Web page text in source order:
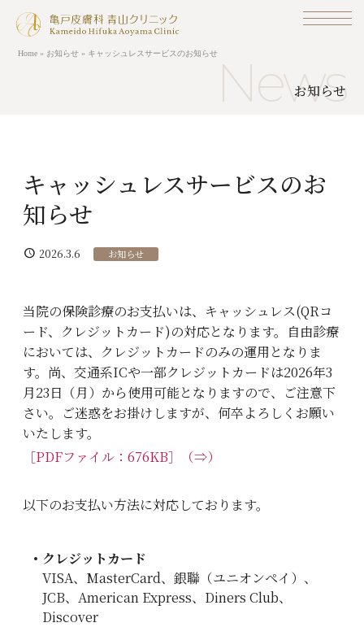
content
お知らせ
当院の紹介
美容皮膚科 Beautyskin
料金表（美容メニュー） Pricelist
コラム
診察予約
Home » お知らせ » キャッシュレスサービスのお知らせ News
お知らせ
キャッシュレスサービスのお
知らせ
schedule 2026.3.6 お知らせ
当院の保険診療のお支払いは、キャッシュレス(QRコ
ード、クレジットカード)の対応となります。自由診療
においては、クレジットカードのみの運用となりま
す。尚、交通系ICや一部クレジットカードは2026年3
月23日（月）から使用可能となりますので、ご注意下
さい。ご迷惑をお掛けしますが、何卒よろしくお願い
いたします。
［PDFファイル：676KB］（⇒）
以下のお支払い方法に対応しております。
クレジットカード
VISA、MasterCard、銀聯（ユニオンペイ）、
JCB、American Express、Diners Club、
Discover